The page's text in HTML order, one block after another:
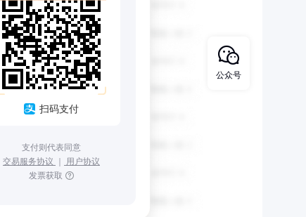
扫码支付
支付则代表同意
交易服务协议 ｜ 用户协议
发票获取
公众号